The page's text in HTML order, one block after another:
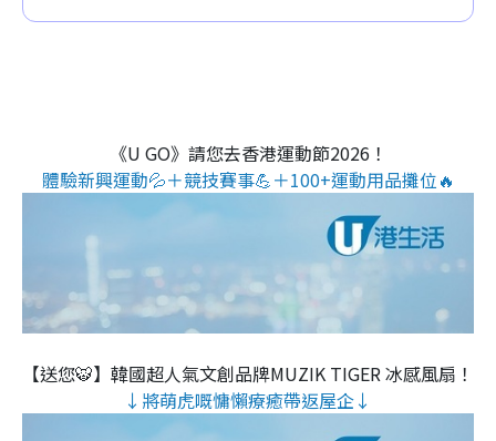
《U GO》請您去香港運動節2026！
體驗新興運動💦＋競技賽事💪＋100+運動用品攤位🔥
【送您🐯】韓國超人氣文創品牌MUZIK TIGER 冰感風扇！
↓將萌虎嘅慵懶療癒帶返屋企↓